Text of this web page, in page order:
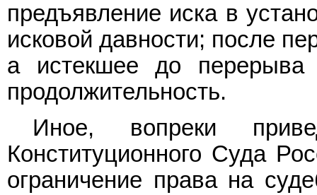
предъявление иска в
исковой давности; после
а истекшее до перерыва
продолжительность.
Иное, вопреки
Конституционного Суда
ограничение права на